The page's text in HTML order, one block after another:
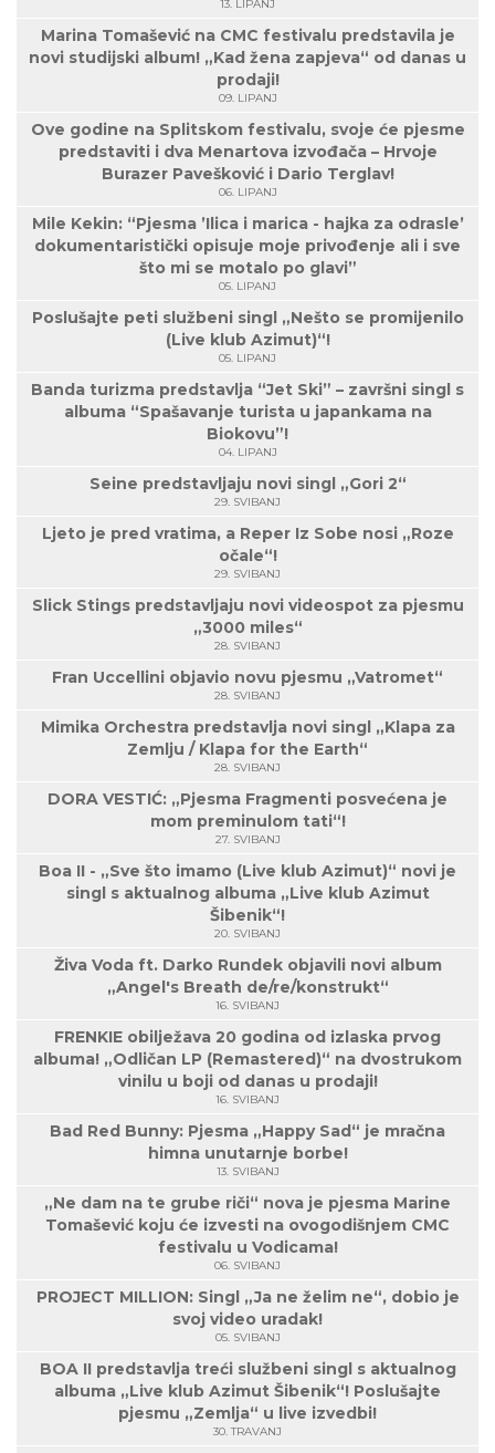
13. LIPANJ
Marina Tomašević na CMC festivalu predstavila je
novi studijski album! „Kad žena zapjeva“ od danas u
prodaji!
09. LIPANJ
Ove godine na Splitskom festivalu, svoje će pjesme
predstaviti i dva Menartova izvođača – Hrvoje
Burazer Pavešković i Dario Terglav!
06. LIPANJ
Mile Kekin: “Pjesma ’Ilica i marica - hajka za odrasle’
dokumentaristički opisuje moje privođenje ali i sve
što mi se motalo po glavi”
05. LIPANJ
Poslušajte peti službeni singl „Nešto se promijenilo
(Live klub Azimut)“!
05. LIPANJ
Banda turizma predstavlja “Jet Ski” – završni singl s
albuma “Spašavanje turista u japankama na
Biokovu”!
04. LIPANJ
Seine predstavljaju novi singl „Gori 2“
29. SVIBANJ
Ljeto je pred vratima, a Reper Iz Sobe nosi „Roze
očale“!
29. SVIBANJ
Slick Stings predstavljaju novi videospot za pjesmu
„3000 miles“
28. SVIBANJ
Fran Uccellini objavio novu pjesmu „Vatromet“
28. SVIBANJ
Mimika Orchestra predstavlja novi singl „Klapa za
Zemlju / Klapa for the Earth“
28. SVIBANJ
DORA VESTIĆ: „Pjesma Fragmenti posvećena je
mom preminulom tati“!
27. SVIBANJ
Boa II - „Sve što imamo (Live klub Azimut)“ novi je
singl s aktualnog albuma „Live klub Azimut
Šibenik“!
20. SVIBANJ
Živa Voda ft. Darko Rundek objavili novi album
„Angel's Breath de/re/konstrukt“
16. SVIBANJ
FRENKIE obilježava 20 godina od izlaska prvog
albuma! „Odličan LP (Remastered)“ na dvostrukom
vinilu u boji od danas u prodaji!
16. SVIBANJ
Bad Red Bunny: Pjesma „Happy Sad“ je mračna
himna unutarnje borbe!
13. SVIBANJ
„Ne dam na te grube riči“ nova je pjesma Marine
Tomašević koju će izvesti na ovogodišnjem CMC
festivalu u Vodicama!
06. SVIBANJ
PROJECT MILLION: Singl „Ja ne želim ne“, dobio je
svoj video uradak!
05. SVIBANJ
BOA II predstavlja treći službeni singl s aktualnog
albuma „Live klub Azimut Šibenik“! Poslušajte
pjesmu „Zemlja“ u live izvedbi!
30. TRAVANJ